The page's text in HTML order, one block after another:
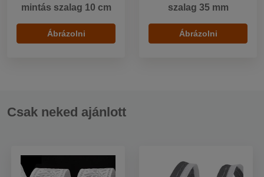
mintás szalag 10 cm
Ábrázolni
szalag 35 mm
Ábrázolni
Csak neked ajánlott